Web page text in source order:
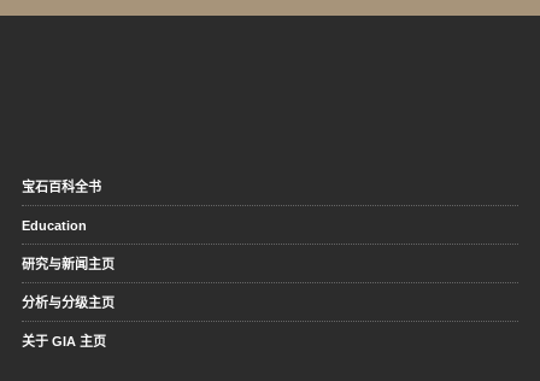
宝石百科全书
Education
研究与新闻主页
分析与分级主页
关于 GIA 主页